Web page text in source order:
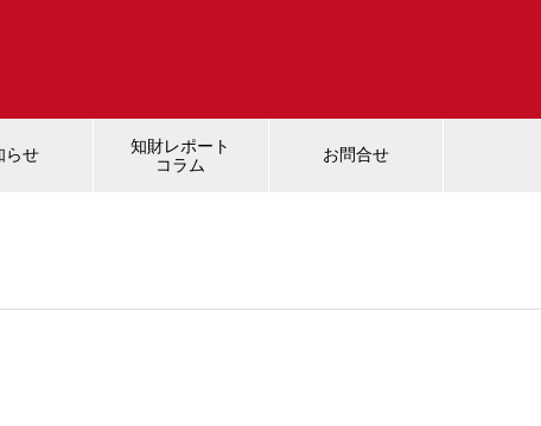
らせ
知財レポート
コラム
お問合せ